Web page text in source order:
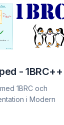
- 1BRC++
1BRC och
i Modern